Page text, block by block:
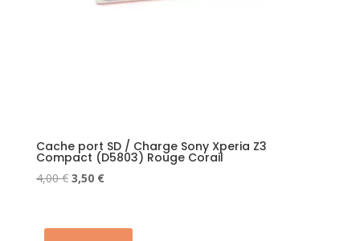
Cache port SD / Charge Sony Xperia Z3
Compact (D5803) Rouge Corail
4,00€ Le
était :
3,50 €Le
est :